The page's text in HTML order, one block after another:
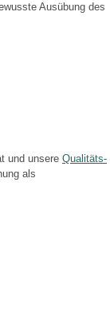
Ausübung des
und unsere Qualitäts-
als